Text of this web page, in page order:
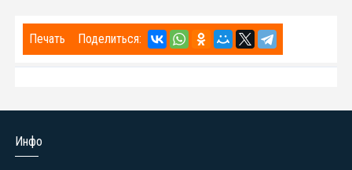
Печать Поделиться:
Инфо